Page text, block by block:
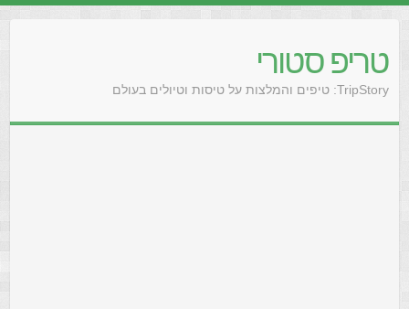
טריפ סטורי
TripStory: טיפים והמלצות על טיסות וטיולים בעולם